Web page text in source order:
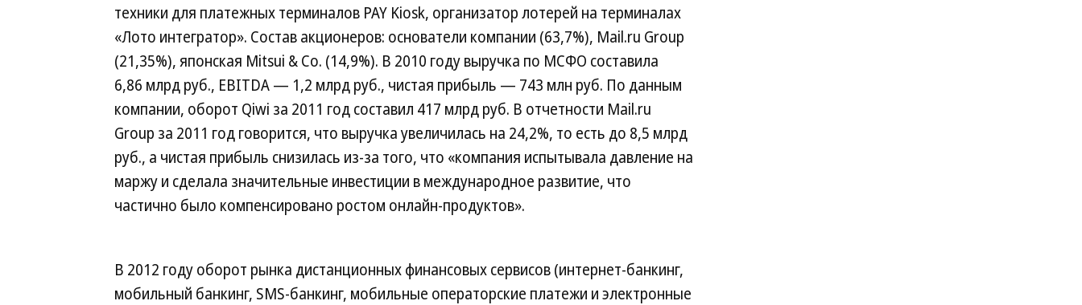
техники для платежных терминалов PAY Kiosk, организатор лотерей на терминалах
«Лото интегратор». Состав акционеров: основатели компании (63,7%), Mail.ru Group
(21,35%), японская Mitsui & Co. (14,9%). В 2010 году выручка по МСФО составила
6,86 млрд руб., EBITDA — 1,2 млрд руб., чистая прибыль — 743 млн руб. По данным
компании, оборот Qiwi за 2011 год составил 417 млрд руб. В отчетности Mail.ru
Group за 2011 год говорится, что выручка увеличилась на 24,2%, то есть до 8,5 млрд
руб., а чистая прибыль снизилась из-за того, что «компания испытывала давление на
маржу и сделала значительные инвестиции в международное развитие, что
частично было компенсировано ростом онлайн-продуктов».
В 2012 году оборот рынка дистанционных финансовых сервисов (интернет-банкинг,
мобильный банкинг, SMS-банкинг, мобильные операторские платежи и электронные